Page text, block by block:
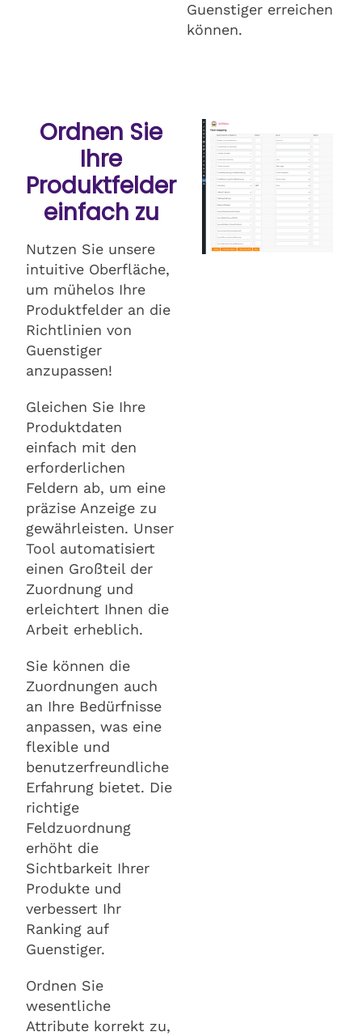
Guenstiger erreichen
können.
Ordnen Sie
Ihre
Produktfelder
einfach zu
Nutzen Sie unsere
intuitive Oberfläche,
um mühelos Ihre
Produktfelder an die
Richtlinien von
Guenstiger
anzupassen!
Gleichen Sie Ihre
Produktdaten
einfach mit den
erforderlichen
Feldern ab, um eine
präzise Anzeige zu
gewährleisten. Unser
Tool automatisiert
einen Großteil der
Zuordnung und
erleichtert Ihnen die
Arbeit erheblich.
Sie können die
Zuordnungen auch
an Ihre Bedürfnisse
anpassen, was eine
flexible und
benutzerfreundliche
Erfahrung bietet. Die
richtige
Feldzuordnung
erhöht die
Sichtbarkeit Ihrer
Produkte und
verbessert Ihr
Ranking auf
Guenstiger.
Ordnen Sie
wesentliche
Attribute korrekt zu,